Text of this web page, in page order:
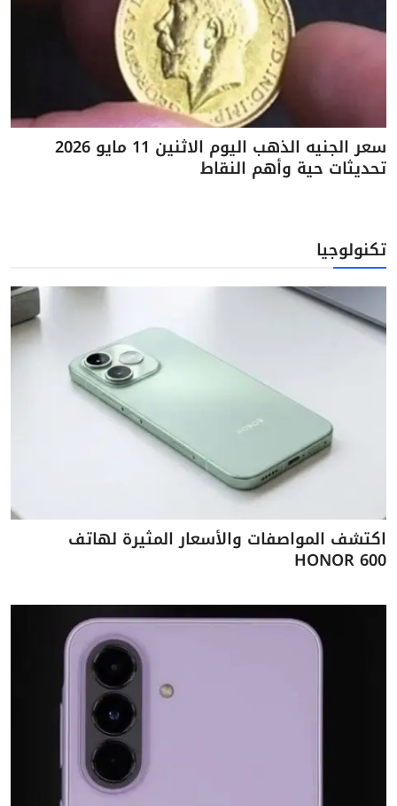
سعر الجنيه الذهب اليوم الاثنين 11 مايو 2026
تحديثات حية وأهم النقاط
تكنولوجيا
اكتشف المواصفات والأسعار المثيرة لهاتف
HONOR 600